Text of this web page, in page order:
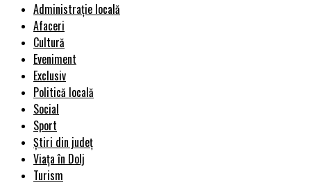
Administrație locală
Afaceri
Cultură
Eveniment
Exclusiv
Politică locală
Social
Sport
Știri din județ
Viața în Dolj
Turism